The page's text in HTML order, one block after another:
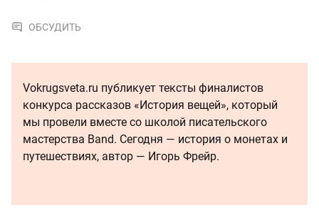
ОБСУДИТЬ
Vokrugsveta.ru публикует тексты финалистов
конкурса рассказов «История вещей», который
мы провели вместе со школой писательского
мастерства Band. Сегодня — история о монетах и
путешествиях, автор — Игорь Фрейр.